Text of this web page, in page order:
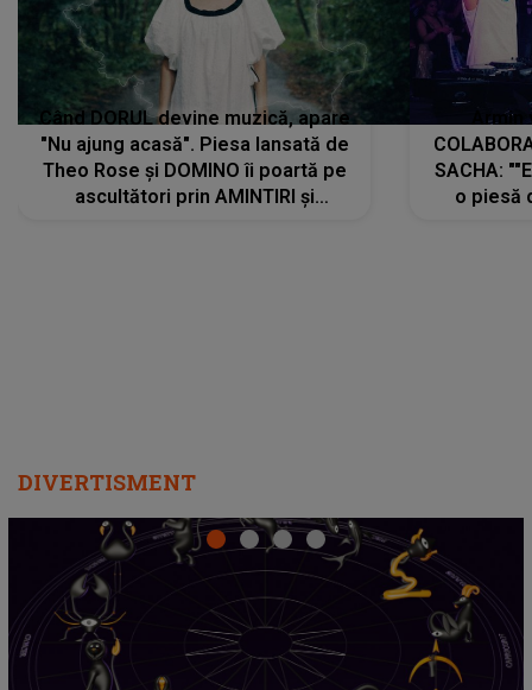
Când DORUL devine muzică, apare
"Nu ajung acasă". Piesa lansată de
Theo Rose și DOMINO îi poartă pe
ascultători prin AMINTIRI și
SACHA:
o piesă
DIVERTISMENT